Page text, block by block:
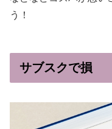
う！
サブスクで損